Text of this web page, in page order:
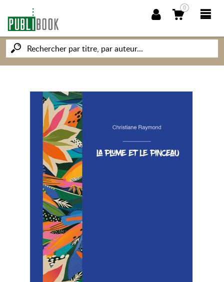
0
NOUVEAUTÉS
PUBLIBOOK
SOCIÉTÉ DES ÉCRIVAINS
CONNAISSANCES ET SAVOIRS
MON PETIT ÉDITEUR